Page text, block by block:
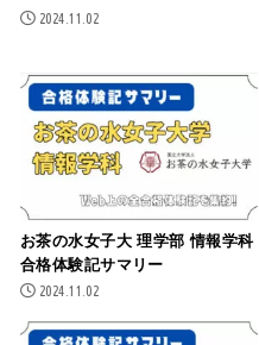
2024.11.02
お茶の水女子大 理学部 情報学科
合格体験記サマリー
2024.11.02